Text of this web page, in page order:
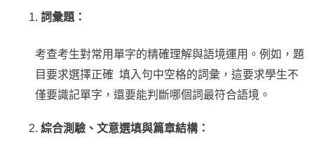
詞彙題：
考查考生對常用單字的精確理解與語境運用。例如，題
目要求選擇正確 填入句中空格的詞彙，這要求學生不
僅要識記單字，還要能判斷哪個詞最符合語境。
綜合測驗、文意選填與篇章結構：